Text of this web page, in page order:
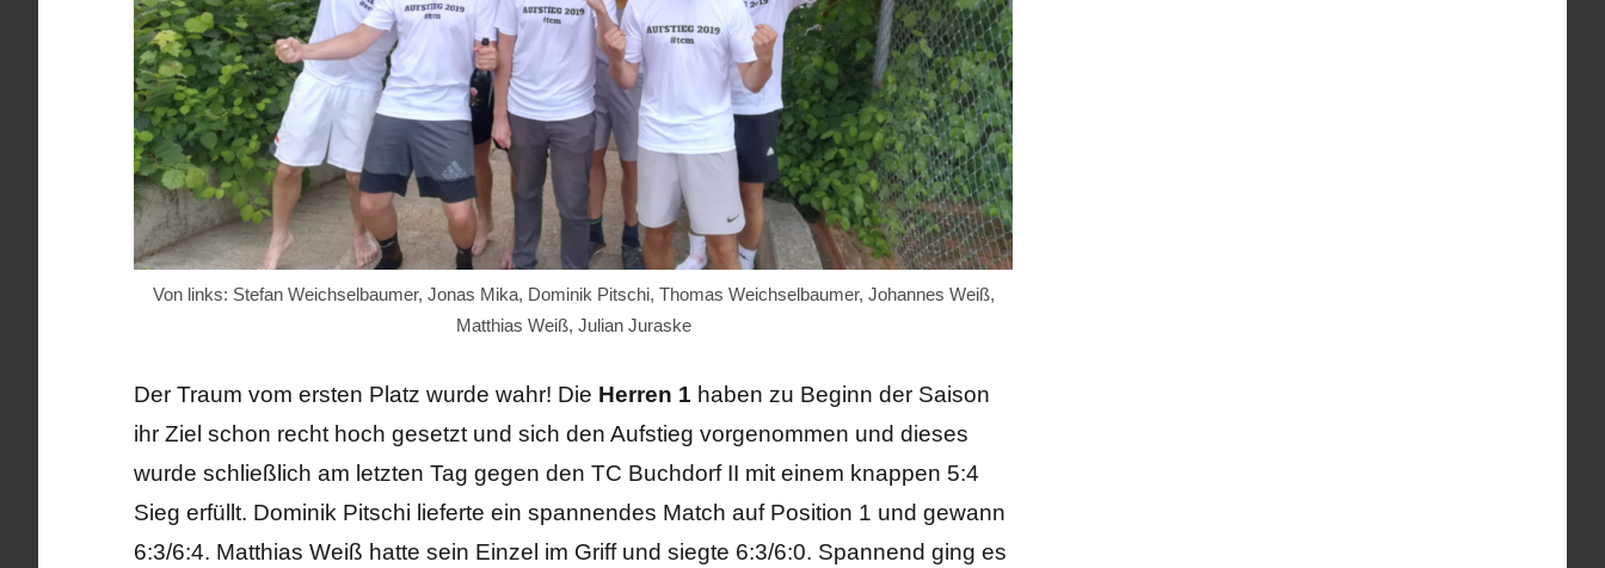
Von links: Stefan Weichselbaumer, Jonas Mika, Dominik Pitschi, Thomas Weichselbaumer, Johannes Weiß,
Matthias Weiß, Julian Juraske
Der Traum vom ersten Platz wurde wahr! Die Herren 1 haben zu Beginn der Saison
ihr Ziel schon recht hoch gesetzt und sich den Aufstieg vorgenommen und dieses
wurde schließlich am letzten Tag gegen den TC Buchdorf II mit einem knappen 5:4
Sieg erfüllt. Dominik Pitschi lieferte ein spannendes Match auf Position 1 und gewann
6:3/6:4. Matthias Weiß hatte sein Einzel im Griff und siegte 6:3/6:0. Spannend ging es